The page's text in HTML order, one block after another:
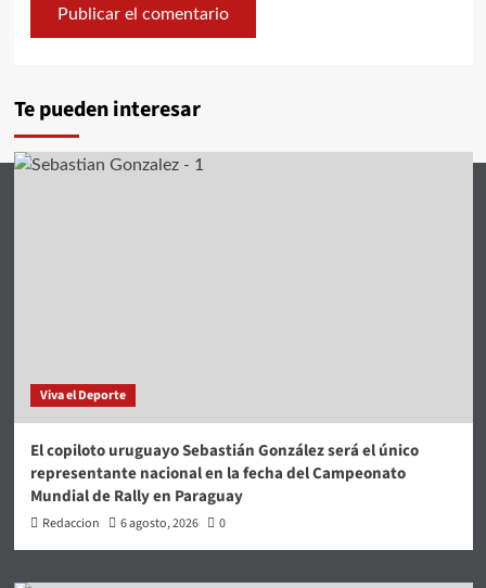
Te pueden interesar
Viva el Deporte
El copiloto uruguayo Sebastián González será el único
representante nacional en la fecha del Campeonato
Mundial de Rally en Paraguay
Redaccion 6 agosto, 2026 0